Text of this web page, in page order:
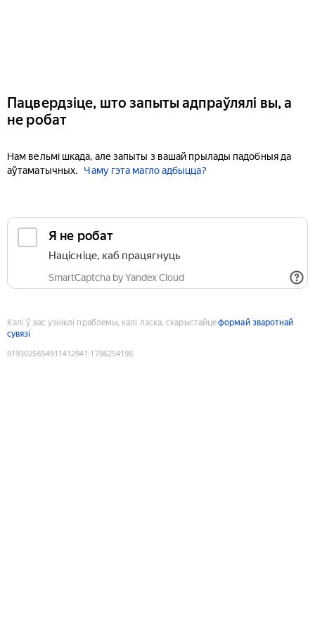
Пацвердзіце, што запыты адпраўлялі вы, а
не робат
Нам вельмі шкада, але запыты з вашай прылады падобныя да
аўтаматычных.
Чаму гэта магло адбыцца?
Я не робат
Націсніце, каб працягнуць
SmartCaptcha by Yandex Cloud
Калі ў вас узніклі праблемы, калі ласка, скарыстайцеформай зваротнай
сувязі
9193025654911412941 :1786254198